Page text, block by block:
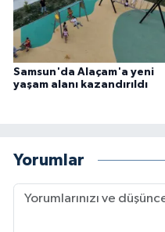
Samsun'da Alaçam'a yeni
yaşam alanı kazandırıldı
Yorumlar